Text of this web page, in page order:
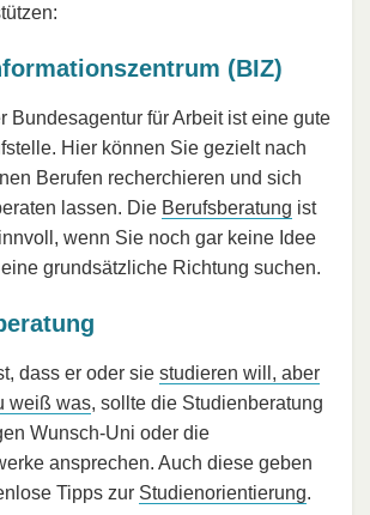
(BIZ)
Bundesagentur für Arbeit ist eine gute
Hier können Sie gezielt nach
Berufen recherchieren und sich
lassen. Die Berufsberatung ist
wenn Sie noch gar keine Idee
grundsätzliche Richtung suchen.
dass er oder sie studieren will, aber
weiß was, sollte die Studienberatung
Wunsch-Uni oder die
ansprechen. Auch diese geben
Tipps zur Studienorientierung.